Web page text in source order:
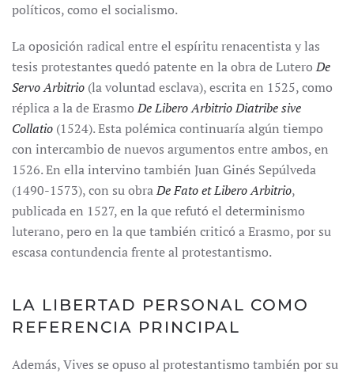
políticos, como el socialismo.
La oposición radical entre el espíritu renacentista y las
tesis protestantes quedó patente en la obra de LuteroDe
Servo Arbitrio (la voluntad esclava), escrita en 1525, como
réplica a la de ErasmoDe Libero Arbitrio Diatribe sive
Collatio (1524). Esta polémica continuaría algún tiempo
con intercambio de nuevos argumentos entre ambos, en
1526. En ella intervino también Juan Ginés Sepúlveda
(1490-1573), con su obraDe Fato et Libero Arbitrio,
publicada en 1527, en la que refutó el determinismo
luterano, pero en la que también criticó a Erasmo, por su
escasa contundencia frente al protestantismo.
LA LIBERTAD PERSONAL COMO
REFERENCIA PRINCIPAL
Además, Vives se opuso al protestantismo también por su